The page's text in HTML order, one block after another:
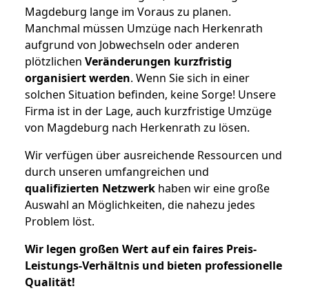
Magdeburg lange im Voraus zu planen.
Manchmal müssen Umzüge nach Herkenrath
aufgrund von Jobwechseln oder anderen
plötzlichen Veränderungen kurzfristig
organisiert werden. Wenn Sie sich in einer
solchen Situation befinden, keine Sorge! Unsere
Firma ist in der Lage, auch kurzfristige Umzüge
von Magdeburg nach Herkenrath zu lösen.
Wir verfügen über ausreichende Ressourcen und
durch unseren umfangreichen und
qualifizierten Netzwerk haben wir eine große
Auswahl an Möglichkeiten, die nahezu jedes
Problem löst.
Wir legen großen Wert auf ein faires Preis-
Leistungs-Verhältnis und bieten professionelle
Qualität!